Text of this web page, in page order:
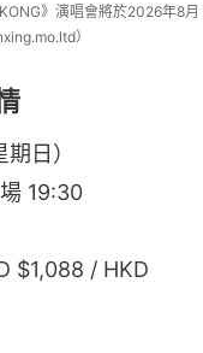
》演唱會將於2026年8月
）
日）
19:30
$1,088 / HKD